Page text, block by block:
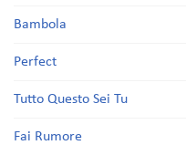
Bambola
Perfect
Tutto Questo Sei Tu
Fai Rumore